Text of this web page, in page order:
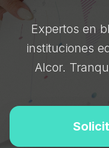
Expertos en
instituciones
Alcor.